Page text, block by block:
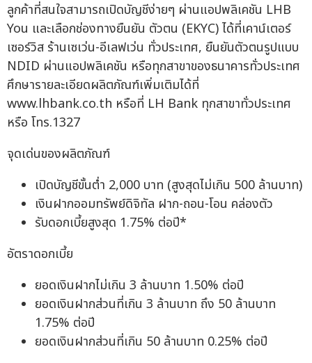
ลูกค้าที่สนใจสามารถเปิดบัญชีง่ายๆ ผ่านแอปพลิเคชัน LHB
You และเลือกช่องทางยืนยัน ตัวตน (EKYC) ได้ที่เคาน์เตอร์
เซอร์วิส ร้านเซเว่น-อีเลฟเว่น ทั่วประเทศ, ยืนยันตัวตนรูปแบบ
NDID ผ่านแอปพลิเคชัน หรือทุกสาขาของธนาคารทั่วประเทศ
ศึกษารายละเอียดผลิตภัณฑ์เพิ่มเติมได้ที่
www.lhbank.co.th หรือที่ LH Bank ทุกสาขาทั่วประเทศ
หรือ โทร.1327
จุดเด่นของผลิตภัณฑ์
เปิดบัญชีขั้นต่ำ 2,000 บาท (สูงสุดไม่เกิน 500 ล้านบาท)
เงินฝากออมทรัพย์ดิจิทัล ฝาก-ถอน-โอน คล่องตัว
รับดอกเบี้ยสูงสุด 1.75% ต่อปี*
อัตราดอกเบี้ย
ยอดเงินฝากไม่เกิน 3 ล้านบาท 1.50% ต่อปี
ยอดเงินฝากส่วนที่เกิน 3 ล้านบาท ถึง 50 ล้านบาท
1.75% ต่อปี
ยอดเงินฝากส่วนที่เกิน 50 ล้านบาท 0.25% ต่อปี